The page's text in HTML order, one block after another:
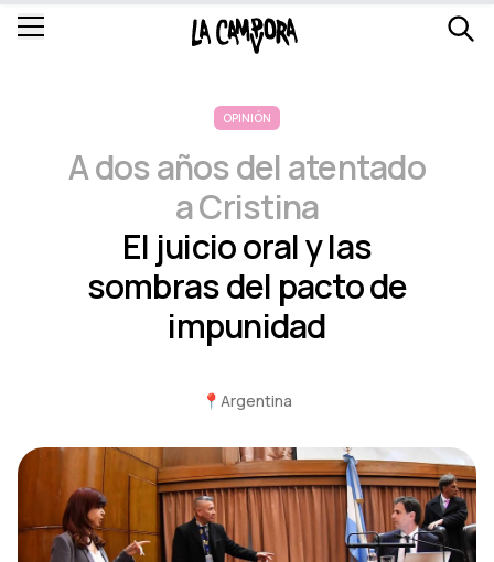
OPINIÓN
A dos años del atentado
a Cristina
El juicio oral y las
sombras del pacto de
impunidad
📍 Argentina